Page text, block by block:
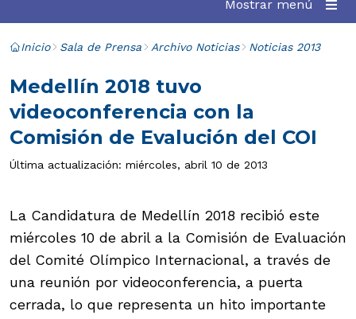
Mostrar menú
Inicio Sala de Prensa Archivo Noticias Noticias 2013
Medellín 2018 tuvo
videoconferencia con la
Comisión de Evalución del COI
Última actualización: miércoles, abril 10 de 2013
La Candidatura de Medellín 2018 recibió este
miércoles 10 de abril a la Comisión de Evaluación
del Comité Olímpico Internacional, a través de
una reunión por videoconferencia, a puerta
cerrada, lo que representa un hito importante